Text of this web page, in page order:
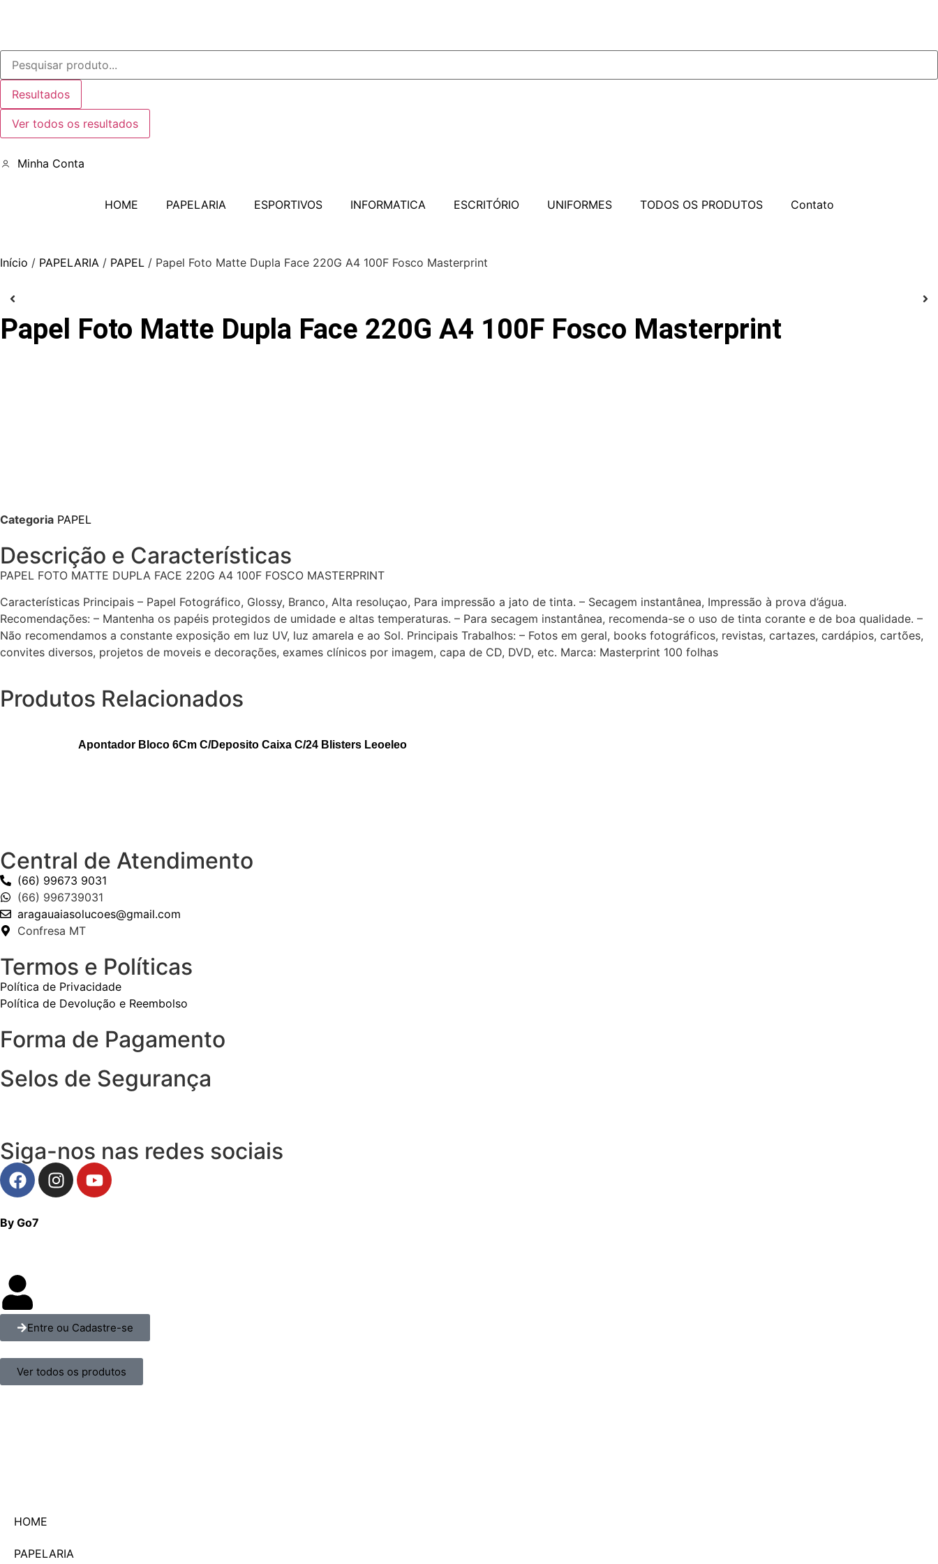
Resultados
Ver todos os resultados
Minha Conta
HOME PAPELARIA ESPORTIVOS INFORMATICA ESCRITÓRIO UNIFORMES TODOS OS PRODUTOS Contato
Início / PAPELARIA / PAPEL / Papel Foto Matte Dupla Face 220G A4 100F Fosco Masterprint
Papel Foto Matte Dupla Face 220G A4 100F Fosco Masterprint
Categoria PAPEL
Descrição e Características
PAPEL FOTO MATTE DUPLA FACE 220G A4 100F FOSCO MASTERPRINT
Características Principais – Papel Fotográfico, Glossy, Branco, Alta resoluçao, Para impressão a jato de tinta. – Secagem instantânea, Impressão à prova d’água.
Recomendações: – Mantenha os papéis protegidos de umidade e altas temperaturas. – Para secagem instantânea, recomenda-se o uso de tinta corante e de boa qualidade. –
Não recomendamos a constante exposição em luz UV, luz amarela e ao Sol. Principais Trabalhos: – Fotos em geral, books fotográficos, revistas, cartazes, cardápios, cartões,
convites diversos, projetos de moveis e decorações, exames clínicos por imagem, capa de CD, DVD, etc. Marca: Masterprint 100 folhas
Produtos Relacionados
Apontador Bloco 6Cm C/Deposito Caixa C/24 Blisters Leoeleo
Central de Atendimento
(66) 99673 9031
(66) 996739031
aragauaiasolucoes@gmail.com
Confresa MT
Termos e Políticas
Política de Privacidade
Política de Devolução e Reembolso
Forma de Pagamento
Selos de Segurança
Siga-nos nas redes sociais
By Go7
Entre ou Cadastre-se
Ver todos os produtos
HOME
PAPELARIA